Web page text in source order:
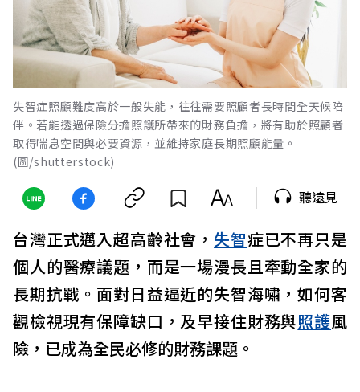
失智症照顧難度高於一般失能，往往需要照顧者長時間全天候陪
伴。若能透過保險分擔照護所帶來的財務負擔，將有助於照顧者
取得喘息空間與必要資源，並維持家庭長期照顧能量。
(圖/shutterstock)
聽遠見
台灣正式邁入超高齡社會， 失智症已不再只是
個人的醫療議題，而是一場漫長且牽動全家的
長期抗戰。面對日益逼近的失智海嘯，如何客
觀檢視現有保障缺口，及早接住財務與照護風
險，已成為全民必修的財務課題。